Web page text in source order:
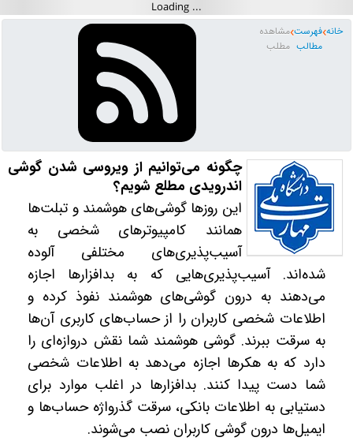
خانه فهرست
مطالب
مشاهده
مطلب
چگونه می‌توانیم از ویروسی شدن گوشی
اندرویدی مطلع شویم؟
این روزها گوشی‌های هوشمند و تبلت‌ها
همانند کامپیوترهای شخصی به
آسیب‌پذیری‌های مختلفی آلوده
شده‌اند. آسیب‌پذیری‌هایی که به بدافزارها اجازه
می‌دهند به درون گوشی‌های هوشمند نفوذ کرده و
اطلاعات شخصی کاربران را از حساب‌های کاربری آ‌ن‌ها
به سرقت ببرند. گوشی هوشمند شما نقش دروازه‌ای را
دارد که به هکرها اجازه می‌دهد به اطلاعات شخصی
شما دست پیدا کنند. بدافزارها در اغلب موارد برای
دستیابی به اطلاعات بانکی، سرقت گذرواژه حساب‌ها و
ایمیل‌ها درون گوشی کاربران نصب می‌شوند.